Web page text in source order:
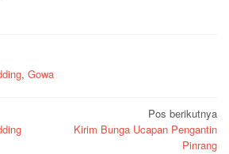
, Gowa
Pos berikutnya
Kirim Bunga Ucapan Pengantin
Pinrang